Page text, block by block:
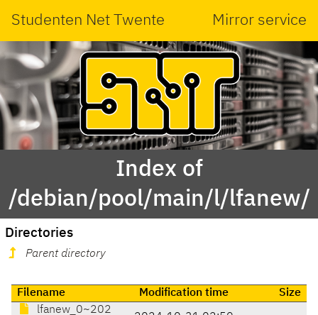
Studenten Net Twente Mirror service
Index of
/debian/pool/main/l/lfanew/
Directories
Parent directory
Filename Modification time
Size
lfanew_0~202